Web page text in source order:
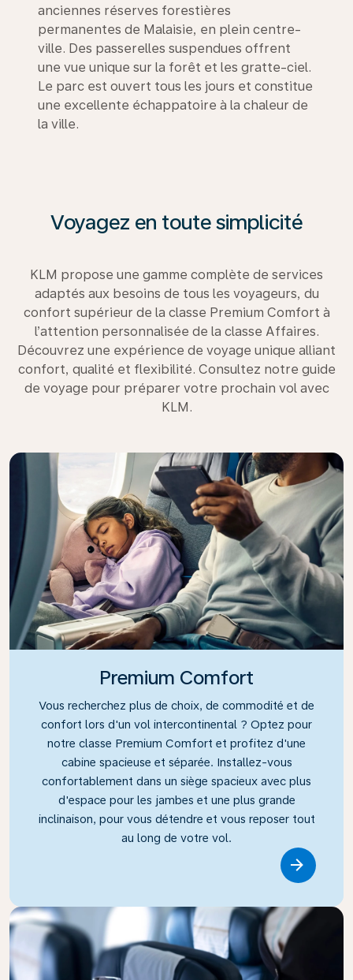
anciennes réserves forestières
permanentes de Malaisie, en plein centre-
ville. Des passerelles suspendues offrent
une vue unique sur la forêt et les gratte-ciel.
Le parc est ouvert tous les jours et constitue
une excellente échappatoire à la chaleur de
la ville.
Voyagez en toute simplicité
KLM propose une gamme complète de services
adaptés aux besoins de tous les voyageurs, du
confort supérieur de la classe Premium Comfort à
l’attention personnalisée de la classe Affaires.
Découvrez une expérience de voyage unique alliant
confort, qualité et flexibilité. Consultez notre guide
de voyage pour préparer votre prochain vol avec
KLM.
Premium Comfort
Vous recherchez plus de choix, de commodité et de
confort lors d'un vol intercontinental ? Optez pour
notre classe Premium Comfort et profitez d'une
cabine spacieuse et séparée. Installez-vous
confortablement dans un siège spacieux avec plus
d'espace pour les jambes et une plus grande
inclinaison, pour vous détendre et vous reposer tout
au long de votre vol.